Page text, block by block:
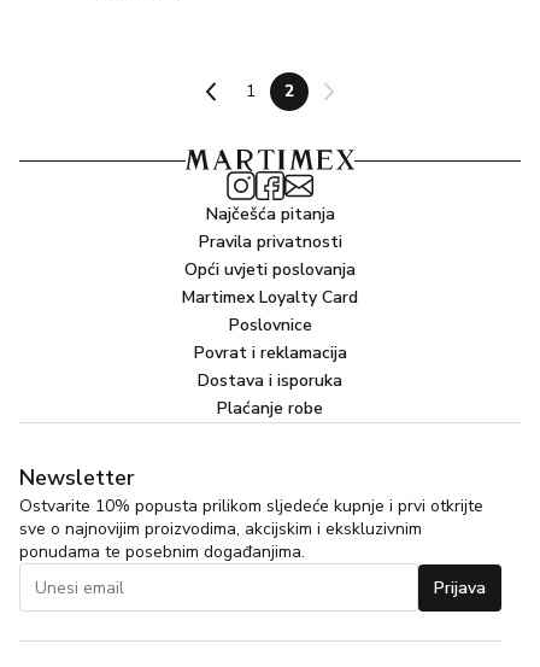
1 2
Najčešća pitanja
Pravila privatnosti
Opći uvjeti poslovanja
Martimex Loyalty Card
Poslovnice
Povrat i reklamacija
Dostava i isporuka
Plaćanje robe
Newsletter
Ostvarite 10% popusta prilikom sljedeće kupnje i prvi otkrijte
sve o najnovijim proizvodima, akcijskim i ekskluzivnim
ponudama te posebnim događanjima.
Prijava